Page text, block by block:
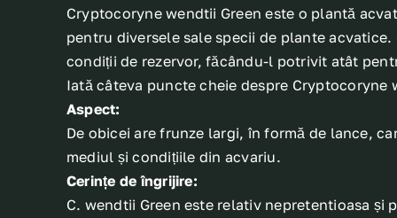
Cryptocoryne wendtii Green este o plantă
pentru diversele sale specii de plante
condiții de rezervor, făcându-l potrivit atât
Iată câteva puncte cheie despre Cryptocoryne
Aspect:
De obicei are frunze largi, în formă de lance,
mediul și condițiile din acvariu.
Cerințe de îngrijire:
C. wendtii Green este relativ nepretentioasa și